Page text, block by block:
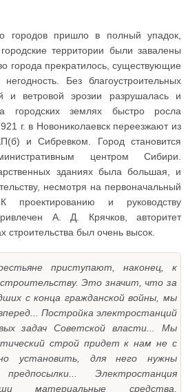
городов пришло в полный упадок,
территории были завалены
города прекратилось, существующие
Без благоустроительных
и ветровой эрозии разрушалась и
городских землях быстро росла
г. в Новониколаевск переезжают из
и Сибревком. Город становится
центром Сибири.
зданиях была большая, и
несмотря на первоначальный
проектированию и руководству
А. Д. Крячков, авторитет
строительства был очень высок.
приступают, наконец, к
Это значит, что за
с конца гражданской войны, мы
Постройка электростанций
задач Советской власти... Мы
строй придет к нам не с
установить, для него нужны
Электростанция
материальные средства,